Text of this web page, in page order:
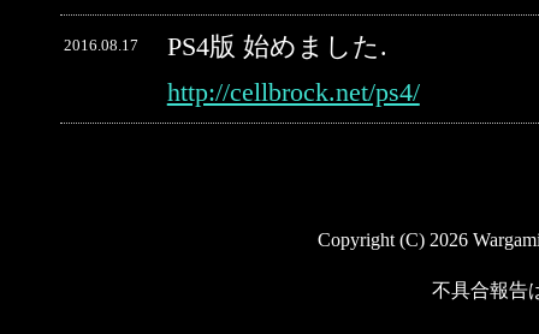
2016.08.17
PS4版 始めました.
http://cellbrock.net/ps4/
Copyright (C) 2026
不具合報告